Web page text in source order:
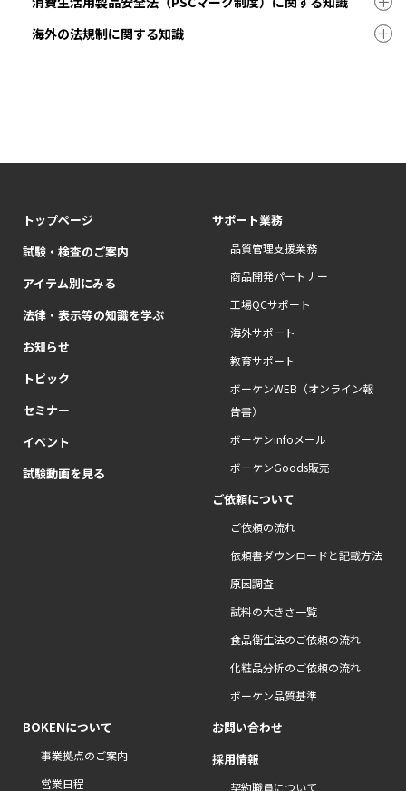
海外の法規制に関する知識
トップページ
試験・検査のご案内
アイテム別にみる
法律・表示等の知識を学ぶ
お知らせ
トピック
セミナー
イベント
試験動画を見る
サポート業務
品質管理支援業務
商品開発パートナー
工場QCサポート
海外サポート
教育サポート
ボーケンWEB（オンライン報
告書）
ボーケンinfoメール
ボーケンGoods販売
ご依頼について
ご依頼の流れ
依頼書ダウンロードと記載方法
原因調査
試料の大きさ一覧
食品衛生法のご依頼の流れ
化粧品分析のご依頼の流れ
ボーケン品質基準
BOKENについて
事業拠点のご案内
営業日程
お問い合わせ
採用情報
契約職員について